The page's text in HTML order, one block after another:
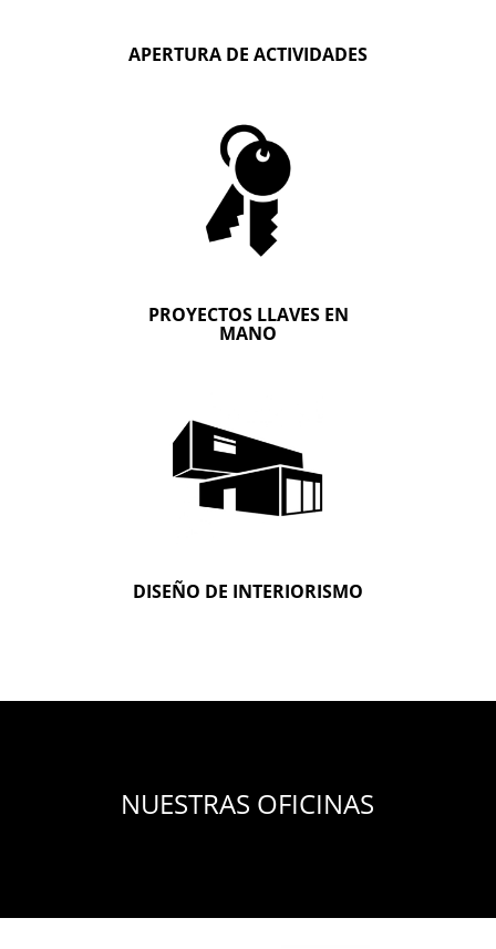
APERTURA DE ACTIVIDADES
PROYECTOS LLAVES EN
MANO
DISEÑO DE INTERIORISMO
NUESTRAS OFICINAS